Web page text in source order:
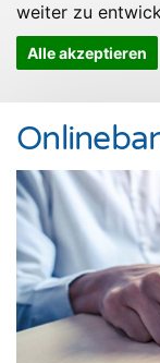
weiter zu
Alle akzeptieren